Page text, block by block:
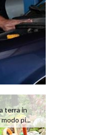
terra in
pi...